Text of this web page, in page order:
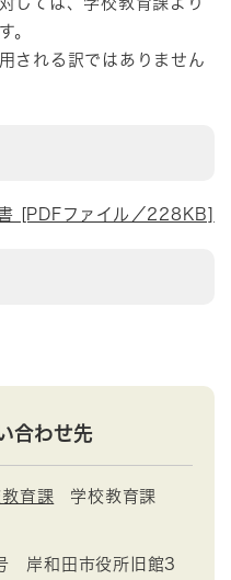
。
される訳ではありません
[PDFファイル／228KB]
合わせ先
育課 学校教育課
岸和田市役所旧館3